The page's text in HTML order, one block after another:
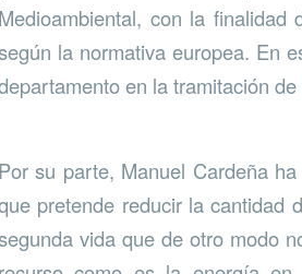
Medioambiental, con la
la normativa europea. En
en la tramitación
Por su parte, Manuel Cardeña
pretende reducir la cantidad
vida que de otro modo